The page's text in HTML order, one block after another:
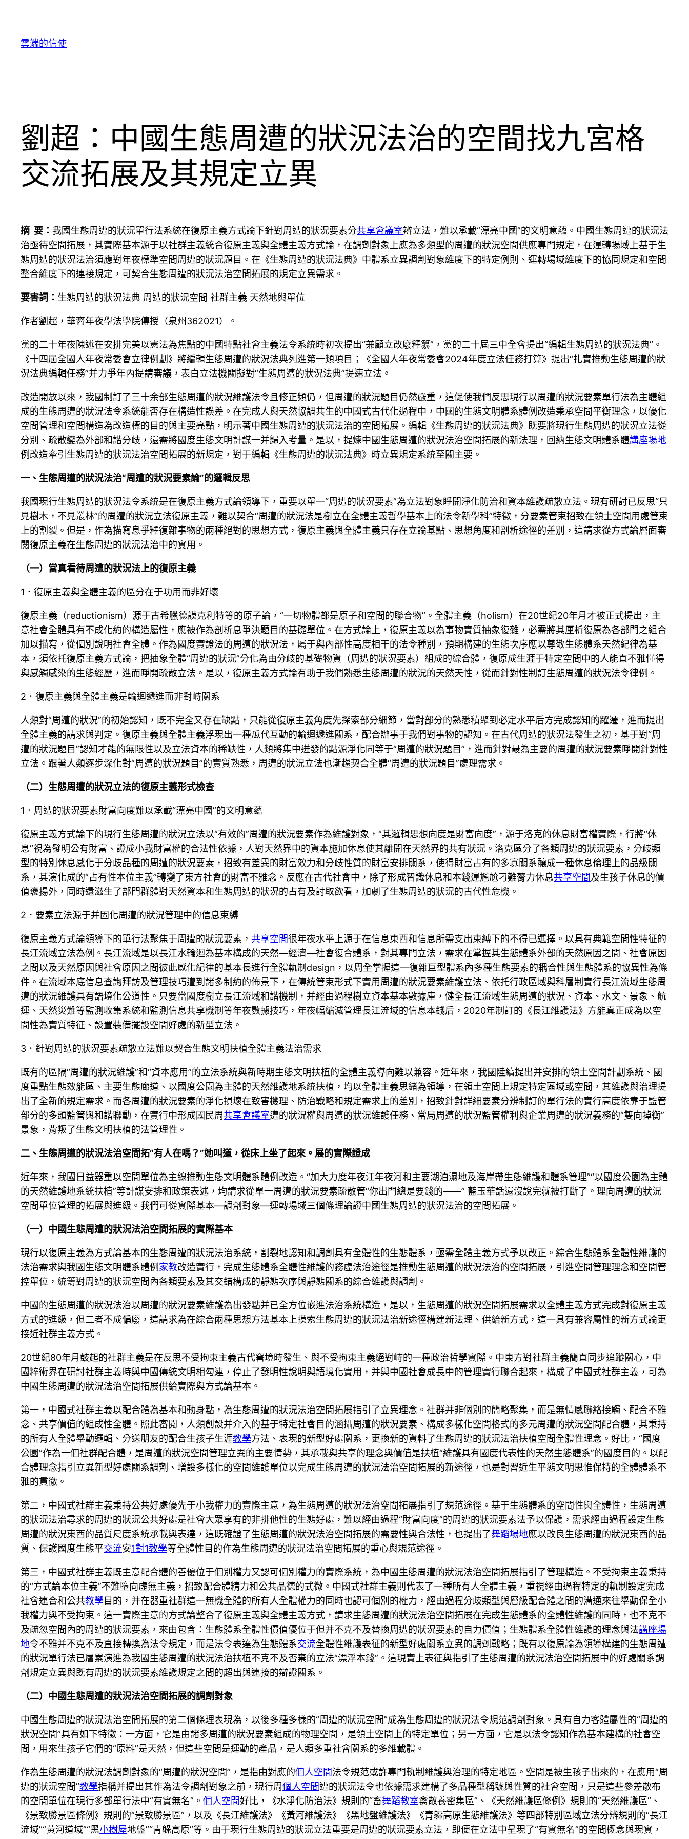
雲端的信使
劉超：中國生態周遭的狀況法治的空間找九宮格
交流拓展及其規定立異
摘 要： 我國生態周遭的狀況單行法系統在復原主義方式論下針對周遭的狀況要素分共享會議室辨立法，難以承載“漂亮中國”的文明意蘊。中國生態周遭的狀況法
治亟待空間拓展，其實際基本源于以社群主義統合復原主義與全體主義方式論，在調劑對象上應為多類型的周遭的狀況空間供應專門規定，在運轉場域上基于生
態周遭的狀況法治須應對年夜標準空間周遭的狀況題目。在《生態周遭的狀況法典》中體系立異調劑對象維度下的特定例則、運轉場域維度下的協同規定和空間
整合維度下的連接規定，可契合生態周遭的狀況法治空間拓展的規定立異需求。
要害詞： 生態周遭的狀況法典 周遭的狀況空間 社群主義 天然地輿單位
作者劉超，華裔年夜學法學院傳授（泉州362021）。
黨的二十年夜陳述在安排完美以憲法為焦點的中國特點社會主義法令系統時初次提出“兼顧立改廢釋纂”，黨的二十屆三中全會提出“編輯生態周遭的狀況法典”。
《十四屆全國人年夜常委會立律例劃》將編輯生態周遭的狀況法典列進第一類項目；《全國人年夜常委會2024年度立法任務打算》提出“扎實推動生態周遭的狀
況法典編輯任務”并力爭年內提請審議，表白立法機關擬對“生態周遭的狀況法典”提速立法。
改造開放以來，我國制訂了三十余部生態周遭的狀況維護法令且修正頻仍，但周遭的狀況題目仍然嚴重，這促使我們反思現行以周遭的狀況要素單行法為主體組
成的生態周遭的狀況法令系統能否存在構造性誤差。在完成人與天然協調共生的中國式古代化過程中，中國的生態文明體系體例改造秉承空間平衡理念，以優化
空間管理和空間構造為改造標的目的與主要亮點，明示著中國生態周遭的狀況法治的空間拓展。編輯《生態周遭的狀況法典》既要將現行生態周遭的狀況立法從
分別、疏散變為外部和諧分歧，還需將國度生態文明計謀一并歸入考量。是以，提煉中國生態周遭的狀況法治空間拓展的新法理，回納生態文明體系體講座場地
例改造牽引生態周遭的狀況法治空間拓展的新規定，對于編輯《生態周遭的狀況法典》時立異規定系統至關主要。
一、生態周遭的狀況法治“周遭的狀況要素論”的邏輯反思
我國現行生態周遭的狀況法令系統是在復原主義方式論領導下，重要以單一“周遭的狀況要素”為立法對象睜開淨化防治和資本維護疏散立法。現有研討已反思“只
見樹木，不見叢林”的周遭的狀況立法復原主義，難以契合“周遭的狀況法是樹立在全體主義哲學基本上的法令新學科”特徵，分要素管束招致在領土空間用處管束
上的割裂。但是，作為描寫息爭釋復雜事物的兩種絕對的思想方式，復原主義與全體主義只存在立論基點、思想角度和剖析途徑的差別，這請求從方式論層面審
閱復原主義在生態周遭的狀況法治中的實用。
（一）當真看待周遭的狀況法上的復原主義
1．復原主義與全體主義的區分在于功用而非好壞
復原主義（reductionism）源于古希臘德謨克利特等的原子論，“一切物體都是原子和空間的聯合物”。全體主義（holism）在20世紀20年月才被正式提出，主
意社會全體具有不成化約的構造屬性，應被作為剖析息爭決題目的基礎單位。在方式論上，復原主義以為事物實質抽象復雜，必需將其厘析復原為各部門之組合
加以描寫，從個別說明社會全體。作為國度實證法的周遭的狀況法，屬于與內部性高度相干的法令種別，預期構建的生態次序應以尊敬生態體系天然紀律為基
本，須依托復原主義方式論，把抽象全體“周遭的狀況”分化為由分歧的基礎物資（周遭的狀況要素）組成的綜合體，復原成生涯于特定空間中的人能直不雅懂得
與感觸感染的生態經歷，進而睜開疏散立法。是以，復原主義方式論有助于我們熟悉生態周遭的狀況的天然天性，從而針對性制訂生態周遭的狀況法令律例。
2．復原主義與全體主義是輪迴遞進而非對峙關系
人類對“周遭的狀況”的初始認知，既不完全又存在缺點，只能從復原主義角度先探索部分細節，當對部分的熟悉積聚到必定水平后方完成認知的躍遷，進而提出
全體主義的請求與判定。復原主義與全體主義浮現出一種瓜代互動的輪迴遞進關系，配合辦事于我們對事物的認知。在古代周遭的狀況法發生之初，基于對“周
遭的狀況題目”認知才能的無限性以及立法資本的稀缺性，人類將集中迸發的點源淨化同等于“周遭的狀況題目”，進而針對最為主要的周遭的狀況要素睜開針對性
立法。跟著人類逐步深化對“周遭的狀況題目”的實質熟悉，周遭的狀況立法也漸趨契合全體“周遭的狀況題目”處理需求。
（二）生態周遭的狀況立法的復原主義形式檢查
1．周遭的狀況要素財富向度難以承載“漂亮中國”的文明意蘊
復原主義方式論下的現行生態周遭的狀況立法以“有效的”周遭的狀況要素作為維護對象，“其邏輯思想向度是財富向度”，源于洛克的休息財富權實際，行將“休
息”視為發明公有財富、證成小我財富權的合法性依據，人對天然界中的資本施加休息使其離開在天然界的共有狀況。洛克區分了各類周遭的狀況要素，分歧類
型的特別休息感化于分歧品種的周遭的狀況要素，招致有差異的財富效力和分歧性質的財富安排關系，使得財富占有的多寡關系釀成一種休息倫理上的品級關
系，其演化成的“占有性本位主義”轉變了東方社會的財富不雅念。反應在古代社會中，除了形成智識休息和本錢運尷尬刁難膂力休息共享空間及生孩子休息的價
值褒揚外，同時還滋生了部門群體對天然資本和生態周遭的狀況的占有及討取欲看，加劇了生態周遭的狀況的古代性危機。
2．要素立法源于并固化周遭的狀況管理中的信息束縛
復原主義方式論領導下的單行法聚焦于周遭的狀況要素， 共享空間很年夜水平上源于在信息東西和信息所需支出束縛下的不得已選擇。以具有典範空間性特征的
長江流域立法為例。長江流域是以長江水輪迴為基本構成的天然—經濟—社會復合體系，對其專門立法，需求在掌握其生態體系外部的天然原因之間、社會原因
之間以及天然原因與社會原因之間彼此感化紀律的基本長進行全體軌制design，以周全掌握這一復雜巨型體系內多種生態要素的耦合性與生態體系的協異性為條
件。在流域本底信息查詢拜訪及管理技巧遭到諸多制約的佈景下，在傳統管束形式下實用周遭的狀況要素維護立法、依托行政區域與科層制實行長江流域生態周
遭的狀況維護具有語境化公道性。只要當國度樹立長江流域和諧機制，并經由過程樹立資本基本數據庫，健全長江流域生態周遭的狀況、資本、水文、景象、航
運、天然災難等監測收集系統和監測信息共享機制等年夜數據技巧，年夜幅縮減管理長江流域的信息本錢后，2020年制訂的《長江維護法》方能真正成為以空
間性為實質特征、設置裝備擺設空間好處的新型立法。
3．針對周遭的狀況要素疏散立法難以契合生態文明扶植全體主義法治需求
既有的區隔“周遭的狀況維護”和“資本應用”的立法系統與新時期生態文明扶植的全體主義導向難以兼容。近年來，我國陸續提出并安排的領土空間計劃系統、國
度重點生態效能區、主要生態廊道、以國度公園為主體的天然維護地系統扶植，均以全體主義思緒為領導，在領土空間上規定特定區域或空間，其維護與治理提
出了全新的規定需求。而各周遭的狀況要素的淨化損壞在致害機理、防治戰略和規定需求上的差別，招致針對詳細要素分辨制訂的單行法的實行高度依靠于監管
部分的多頭監管與和諧聯動，在實行中形成國民周共享會議室遭的狀況權與周遭的狀況維護任務、當局周遭的狀況監管權利與企業周遭的狀況義務的“雙向掉衡”
景象，背叛了生態文明扶植的法管理性。
二、生態周遭的狀況法治空間拓“有人在嗎？”她叫道，從床上坐了起來。展的實際證成
近年來，我國日益器重以空間單位為主線推動生態文明體系體例改造。“加大力度年夜江年夜河和主要湖泊濕地及海岸帶生態維護和體系管理”“以國度公園為主體
的天然維護地系統扶植”等計謀安排和政策表述，均請求從單一周遭的狀況要素疏散管“你出門總是要錢的——” 藍玉華話還沒說完就被打斷了。理向周遭的狀況
空間單位管理的拓展與進級。我們可從實際基本—調劑對象—運轉場域三個條理論證中國生態周遭的狀況法治的空間拓展。
（一）中國生態周遭的狀況法治空間拓展的實際基本
現行以復原主義為方式論基本的生態周遭的狀況法治系統，割裂地認知和調劑具有全體性的生態體系，亟需全體主義方式予以改正。綜合生態體系全體性維護的
法治需求與我國生態文明體系體例 家教改造實行，完成生態體系全體性維護的務虛法治途徑是推動生態周遭的狀況法治的空間拓展，引進空間管理理念和空間管
控單位，統籌對周遭的狀況空間內各類要素及其交錯構成的靜態次序與靜態關系的綜合維護與調劑。
中國的生態周遭的狀況法治以周遭的狀況要素維護為出發點并已全方位嵌進法治系統構造，是以，生態周遭的狀況空間拓展需求以全體主義方式完成對復原主義
方式的進級，但二者不成偏廢，這請求為在綜合兩種思想方法基本上摸索生態周遭的狀況法治新途徑構建新法理、供給新方式，這一具有兼容屬性的新方式論更
接近社群主義方式。
20世紀80年月鼓起的社群主義是在反思不受拘束主義古代窘境時發生、與不受拘束主義絕對峙的一種政治哲學實際。中東方對社群主義簡直同步追蹤關心，中
國粹術界在研討社群主義時與中國傳統文明相勾連，停止了發明性說明與語境化實用，并與中國社會成長中的管理實行聯合起來，構成了中國式社群主義，可為
中國生態周遭的狀況法治空間拓展供給實際與方式論基本。
第一，中國式社群主義以配合體為基本和動身點，為生態周遭的狀況法治空間拓展指引了立異理念。社群并非個別的簡略聚集，而是無情感聯絡接觸、配合不雅
念、共享價值的組成性全體。照此審閱，人類創設并介入的基于特定社會目的涵攝周遭的狀況要素、構成多樣化空間格式的多元周遭的狀況空間配合體，其秉持
的所有人全體舉動邏輯、分送朋友的配合生孩子生涯教學方法、表現的新型好處關系，更換新的資料了生態周遭的狀況法治扶植空間全體性理念。好比，“國度
公園”作為一個社群配合體，是周遭的狀況空間管理立異的主要情勢，其承載與共享的理念與價值是扶植“維護具有國度代表性的天然生態體系”的國度目的。以配
合體理念指引立異新型好處關系調劑、增設多樣化的空間維護單位以完成生態周遭的狀況法治空間拓展的新途徑，也是對習近生平態文明思惟保持的全體體系不
雅的貫徹。
第二，中國式社群主義秉持公共好處優先于小我權力的實際主意，為生態周遭的狀況法治空間拓展指引了規范途徑。基于生態體系的空間性與全體性，生態周遭
的狀況法治尋求的周遭的狀況公共好處是社會大眾享有的非排他性的生態好處，難以經由過程“財富向度”的周遭的狀況要素法予以保護，需求經由過程設定生態
周遭的狀況東西的品質尺度系統承載與表達，這既確證了生態周遭的狀況法治空間拓展的需要性與合法性，也提出了舞蹈場地應以改良生態周遭的狀況東西的品
質、保護國度生態平交流安1對1教學等全體性目的作為生態周遭的狀況法治空間拓展的重心與規范途徑。
第三，中國式社群主義既主意配合體的善優位于個別權力又認可個別權力的實際系統，為中國生態周遭的狀況法治空間拓展指引了管理構造。不受拘束主義秉持
的“方式論本位主義”不難墮向虛無主義，招致配合體精力和公共品德的式微。中國式社群主義則代表了一種所有人全體主義，重視經由過程特定的軌制設定完成
社會連合和公共教學 目的，并在器重社群這一無機全體的所有人全體權力的同時也認可個別的權力，經由過程分歧類型與層級配合體之間的溝通來往舉動保全小
我權力與不受拘束。這一實際主意的方式論整合了復原主義與全體主義方式，請求生態周遭的狀況法治空間拓展在完成生態體系的全體性維護的同時，也不克不
及疏忽空間內的周遭的狀況要素，來由包含：生態體系全體性價值優位于但并不克不及替換周遭的狀況要素的自力價值；生態體系全體性維護的理念與法講座場
地令不雅并不克不及直接轉換為法令規定，而是法令表達為生態體系交流全體性維護表征的新型好處關系立異的調劑戰略；既有以復原論為領導構建的生態周遭
的狀況單行法已層累演進為我國生態周遭的狀況法治扶植不克不及否棄的立法“漂浮本錢”。這現實上表征與指引了生態周遭的狀況法治空間拓展中的好處關系調
劑規定立異與既有周遭的狀況要素維護規定之間的超出與連接的辯證關系。
（二）中國生態周遭的狀況法治空間拓展的調劑對象
中國生態周遭的狀況法治空間拓展的第二個條理表現為，以後多種多樣的“周遭的狀況空間”成為生態周遭的狀況法令規范調劑對象。具有自力客體屬性的“周遭的
狀況空間”具有如下特徵：一方面，它是由諸多周遭的狀況要素組成的物理空間，是領土空間上的特定單位；另一方面，它是以法令認知作為基本建構的社會空
間，用來生孩子它們的“原料”是天然，但這些空間是運動的產品，是人類多重社會關系的多維載體。
作為生態周遭的狀況法調劑對象的“周遭的狀況空間”，是指由對應的個人空間法令規范或許專門軌制維護與治理的特定地區。空間是被生孩子出來的，在應用“周
遭的狀況空間”教學指稱并提出其作為法令調劑對象之前，現行周個人空間遭的狀況法令也依據需求建構了多品種型稱號與性質的社會空間，只是這些參差散布
的空間單位在現行多部單行法中“有實無名”。 個人空間好比，《水淨化防治法》規則的“畜舞蹈教室禽散養密集區”、《天然維護區條例》規則的“天然維護區”、
《景致勝景區條例》規則的“景致勝景區”，以及《長江維護法》《黃河維護法》《黑地盤維護法》《青躲高原生態維護法》等四部特別區域立法分辨規則的“長江
流域”“黃河道域”“黑小樹屋地盤”“青躲高原”等。由于現行生態周遭的狀況立法重要是周遭的狀況要素立法，即便在立法中呈現了“有實無名”的空間概念與現實，